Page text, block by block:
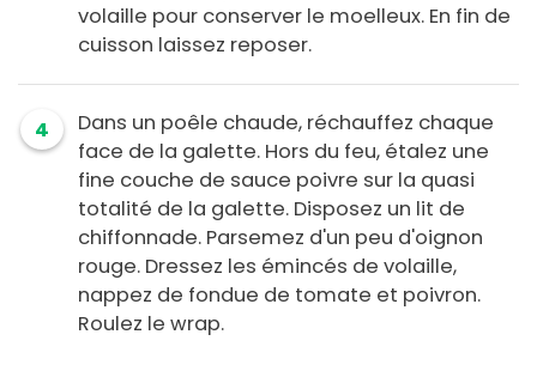
volaille pour conserver le moelleux. En fin de
cuisson laissez reposer.
4
Dans un poêle chaude, réchauffez chaque
face de la galette. Hors du feu, étalez une
fine couche de sauce poivre sur la quasi
totalité de la galette. Disposez un lit de
chiffonnade. Parsemez d'un peu d'oignon
rouge. Dressez les émincés de volaille,
nappez de fondue de tomate et poivron.
Roulez le wrap.